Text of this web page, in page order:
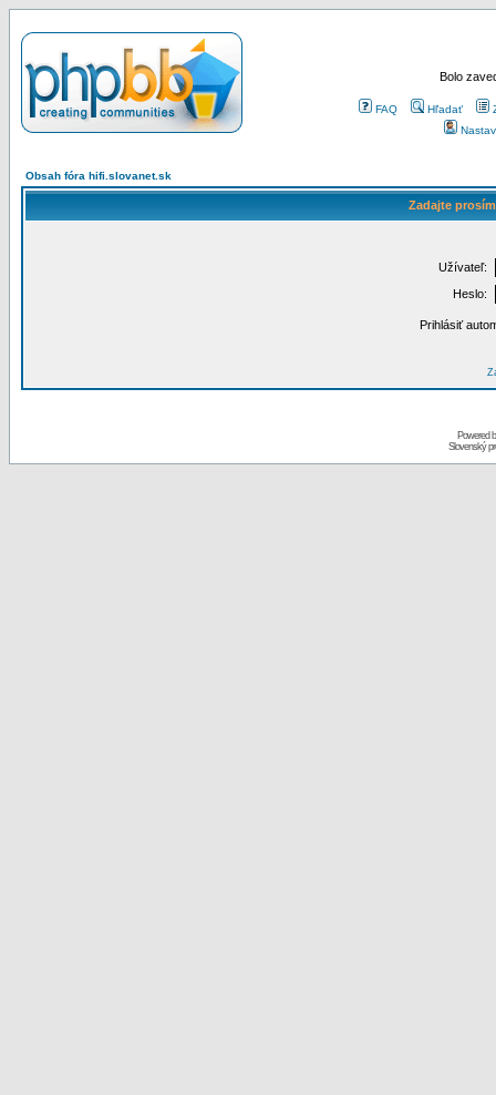
Bolo
FAQ Hľadať
Obsah fóra hifi.slovanet.sk
Zadajte
Užívateľ:
Heslo:
Prihlásiť
Powered
Slovenský